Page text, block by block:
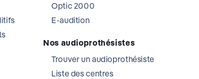
Optic 2000
E-audition
Nos audioprothésistes
Trouver un audioprothésiste
Liste des centres